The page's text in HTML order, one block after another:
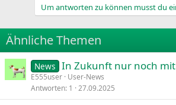
i
o
e
n
:
Um antworten zu können musst du
Ähnliche Themen
News In Zukunft nur noch mit
E555user User-News
Antworten 1 27.09.2025